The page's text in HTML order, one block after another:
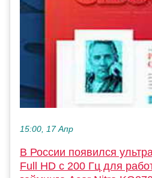
15:00, 17 Апр
В России появился
Full HD с 200 Гц для